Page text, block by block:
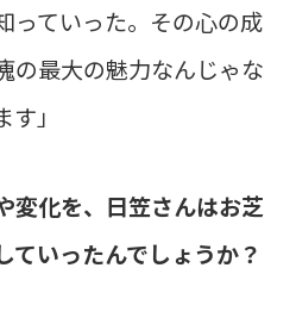
っていった。その心の成
の最大の魅力なんじゃな
」
変化を、日笠さんはお芝
ていったんでしょうか？